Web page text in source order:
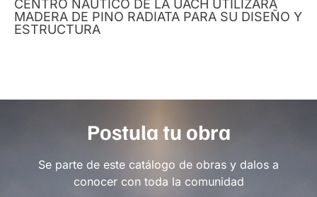
CENTRO NÁUTICO DE LA UACH UTILIZARÁ
MADERA DE PINO RADIATA PARA SU DISEÑO Y
ESTRUCTURA
Postula tu obra
Se parte de este catálogo de obras y dalos a
conocer con toda la comunidad